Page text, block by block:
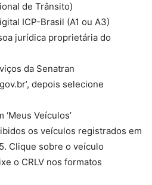
de Trânsito)
ICP-Brasil (A1 ou A3)
jurídica proprietária do
da Senatran
depois selecione
Veículos’
os veículos registrados em
Clique sobre o veículo
o CRLV nos formatos